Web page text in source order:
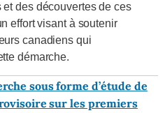
des découvertes de ces
effort visant à soutenir
canadiens qui
démarche.
sous forme d’étude de
sur les premiers